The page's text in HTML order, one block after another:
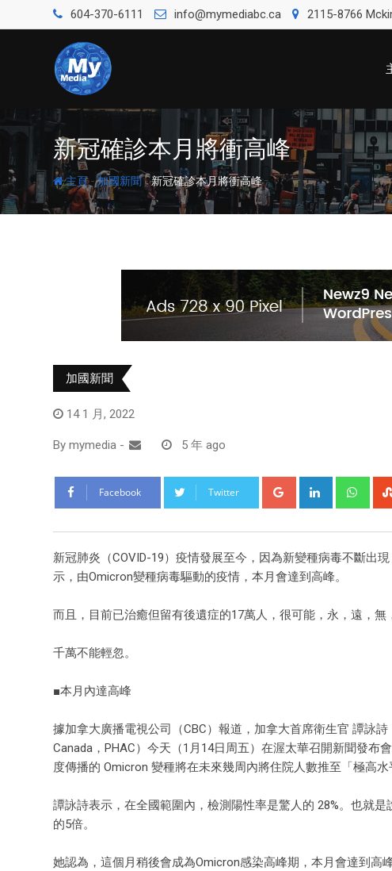
604-370-6111 info@mymediabc.ca 2115-8766
新冠確診本月將衝高峰
主頁-加國新聞-新冠確診本月將衝高峰
加國新聞
14 1 月, 2022
By mymedia - 5 年 ago
Facebook Twitter
新冠肺炎（COVID-19）疫情發展至今，因為新變種病毒不斷出
示，由Omicron變種病毒驅動的疫情，本月會達到高峰。
而且，目前已治癒但留有後遺症的17萬人，很可能，永，遠，無
千萬不能輕忽。
■本月內達高峰
據加拿大廣播電視公司（CBC）報道，加拿大首席衛生官 譚詠
Canada，PHAC）今天（1月14日周五）在渥太華召開新聞發
度傳播的 Omicron 變種將在未來幾周內將住院人數推至「極高水
譚詠詩表示，在全國範圍內，檢測陽性率是驚人的 28%。也就
的5倍。
她認為，這個月稍後會成為Omicron感染高峰期，本月會達到高